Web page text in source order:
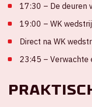
17:30 – De deuren
19:00 – WK
Direct na WK
23:45 – Verwachte